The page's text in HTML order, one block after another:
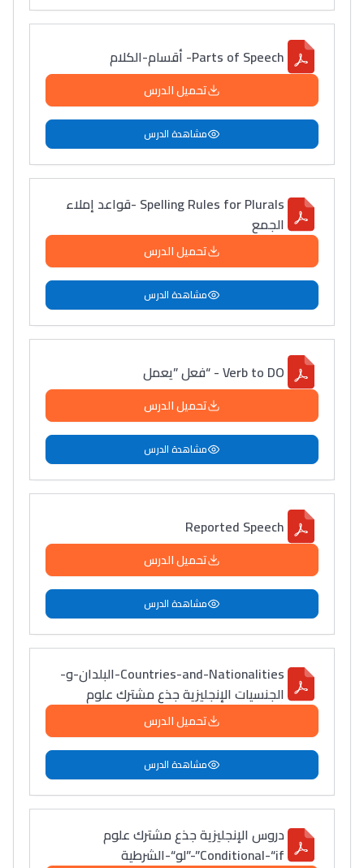
سامورا
بطلة المغرب فالقفز
الطولي، ملاك البردع
كتحكي على تجربتها
فالرّياضة و الدّراسة
Parts of Speech- أقسام-الكلام
تحميل الدرس
مشاهدة الدرس
Spelling Rules for Plurals -قواعد إملاء
الجمع
تحميل الدرس
مشاهدة الدرس
Verb to DO - “فعل ”يعمل
تحميل الدرس
مشاهدة الدرس
Reported Speech
تحميل الدرس
مشاهدة الدرس
Countries-and-Nationalities-البلدان-و-
الجنسيات الإنجليزية جذع مشترك علوم
تحميل الدرس
مشاهدة الدرس
دروس الإنجليزية جذع مشترك علوم
Conditional-“if”-”لو“-الشرطية